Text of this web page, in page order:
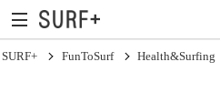
SURF+ FunToSurf Health&Surfing